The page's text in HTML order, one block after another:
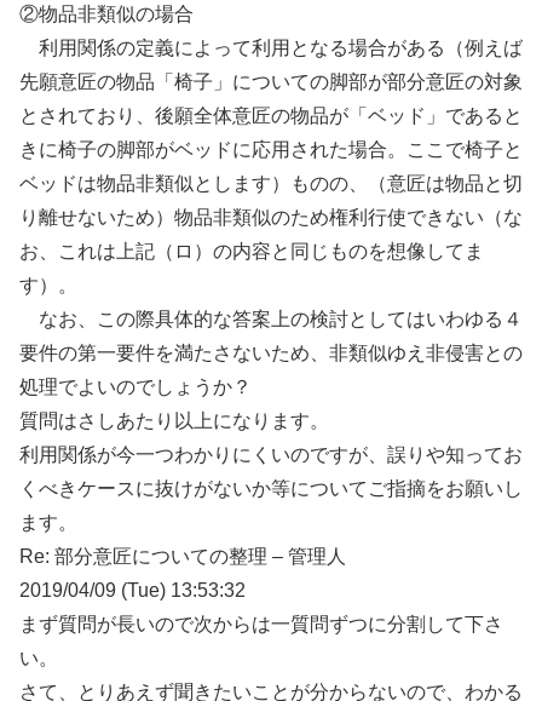
②物品非類似の場合
利用関係の定義によって利用となる場合がある（例えば
先願意匠の物品「椅子」についての脚部が部分意匠の対象
とされており、後願全体意匠の物品が「ベッド」であると
きに椅子の脚部がベッドに応用された場合。ここで椅子と
ベッドは物品非類似とします）ものの、（意匠は物品と切
り離せないため）物品非類似のため権利行使できない（な
お、これは上記（ロ）の内容と同じものを想像してま
す）。
なお、この際具体的な答案上の検討としてはいわゆる４
要件の第一要件を満たさないため、非類似ゆえ非侵害との
処理でよいのでしょうか？
質問はさしあたり以上になります。
利用関係が今一つわかりにくいのですが、誤りや知ってお
くべきケースに抜けがないか等についてご指摘をお願いし
ます。
Re: 部分意匠についての整理 – 管理人
2019/04/09 (Tue) 13:53:32
まず質問が長いので次からは一質問ずつに分割して下さ
い。
さて、とりあえず聞きたいことが分からないので、わかる